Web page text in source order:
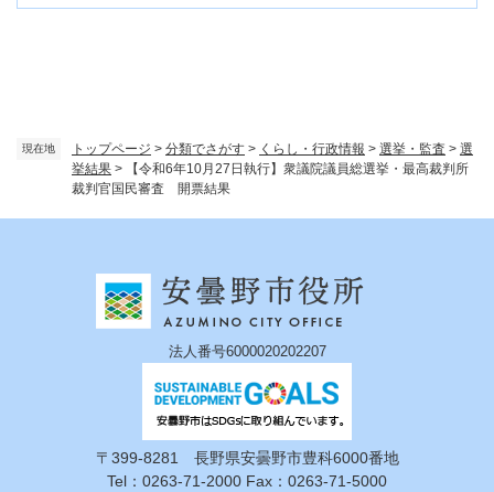
現在地 トップページ > 分類でさがす > くらし・行政情報 > 選挙・監査 > 選
挙結果 >
【令和6年10月27日執行】衆議院議員総選挙・最高裁判所
裁判官国民審査 開票結果
法人番号6000020202207
〒399-8281 長野県安曇野市豊科6000番地
Tel：0263-71-2000 Fax：0263-71-5000